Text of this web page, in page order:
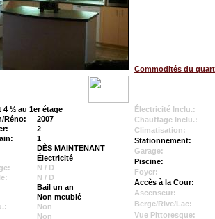
Commodités du
4 ½ au 1er étage
Réno:
2007
2
1
DÈS MAINTENANT
Électricité
N / D
N / D
Bail un an
Non meublé
Non
Non
Électricité Inclu.:
Chauffage Inclu.:
Climatisation:
Stationnement:
Garage:
Piscine:
Foyer:
Accès à la Cour:
Ascenseur:
Berge/Rive/Lac:
Vue Pittoresque: